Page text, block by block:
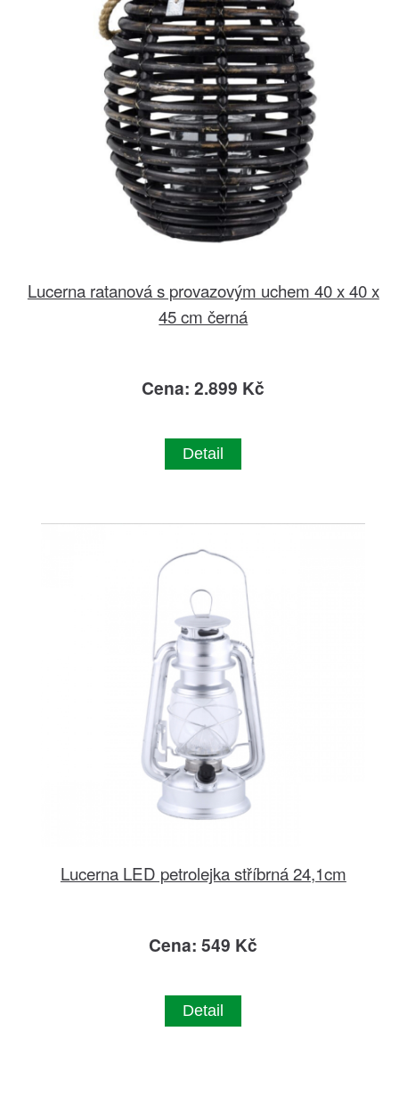
Lucerna ratanová s provazovým uchem 40 x 40 x
45 cm černá
Cena: 2.899 Kč
Detail
Lucerna LED petrolejka stříbrná 24,1cm
Cena: 549 Kč
Detail